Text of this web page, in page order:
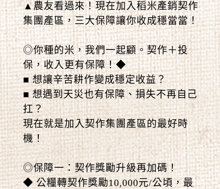
▲農友看過來！現在加入稻米產銷契作
集團產區，三大保障讓你收成穩當當！
◎你種的米，我們一起顧。契作＋投
保，收入更有保障！◆
■ 想讓辛苦耕作變成穩定收益？
■ 想遇到天災也有保障、損失不再自己
扛？
現在就是加入契作集團產區的最好時
機！
◎保障一：契作獎勵升級再加碼！
◆ 公糧轉契作獎勵10,000元/公頃，最